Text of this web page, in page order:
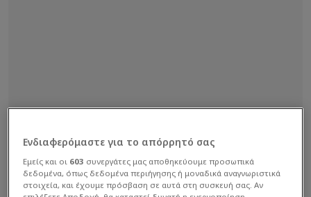
Ενδιαφερόμαστε για το απόρρητό σας
Εμείς και οι 603 συνεργάτες μας αποθηκεύουμε προσωπικά
δεδομένα, όπως δεδομένα περιήγησης ή μοναδικά αναγνωριστικά
στοιχεία, και έχουμε πρόσβαση σε αυτά στη συσκευή σας. Αν